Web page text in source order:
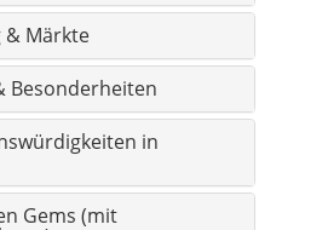
in
Gems (mit
Fragen zu Sarıkaya
mit Kurzbeschreibung